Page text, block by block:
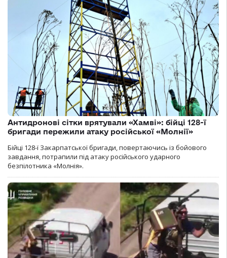
Антидронові сітки врятували «Хамві»: бійці 128-ї
бригади пережили атаку російської «Молнії»
Бійці 128-ї Закарпатської бригади, повертаючись із бойового
завдання, потрапили під атаку російського ударного
безпілотника «Молнія».